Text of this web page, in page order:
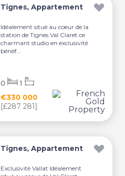
Tignes, Appartement
Idéalement situé au coeur de la
station de Tignes Val Claret ce
charmant studio en exclusivité
bénéf...
€330 000
[£287 281]
0 1
Tignes, Appartement
Exclusivité Vallat Idéalement